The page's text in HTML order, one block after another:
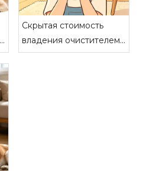
Скрытая стоимость
владения очистителем
воздуха HEPA для